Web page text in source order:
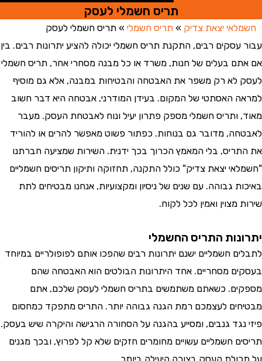
תריס חשמלי לעסק
יצאת צדיק »תריס חשמלי»תריס חשמלי לעסק
רבים, התקנת תריס חשמלי יכולה להציע יתרונות רבים. בין
בעלים של חנות, משרד או כל מבנה מסחרי אחר, תריס חשמלי
לא רק משפר את האבטחה והבטיחות במבנה, אלא גם מוסיף
האסתטי של המקום. בעידן המודרני, אבטחה היא דבר חשוב
ותריס חשמלי מספק פתרון יעיל ונוח לאבטחת העסק. מעבר
מדובר גם בנוחות. כפתור פשוט מאפשר להרים או להוריד
בלי המאמץ הכרוך בכך ידנית. השירות שמציעה חברתנו
יצאת צדיק" כולל התקנה, תחזוקה ותיקון תריסים חשמליים
גבוהה. עם שנים של ניסיון ומקצועיות, אנחנו מבטיחים לתת
מצוין ואמין לכל לקוח.
התריס החשמלי
חשמליים ישנם יתרונות רבים שהפכו אותם לפופולריים במיוחד
מסחריים. אחד היתרונות הבולטים הוא האבטחה שהם
כשאתם משתמשים בתריס חשמלי לעסק שלכם, אתם
לעצמכם רמת הגנה גבוהה יותר. התריס מתפקד כמחסום
גנבים, ומסייע בהגנה על הסחורה הרגישה והיקרה שיש בעסק.
חשמליים עשויים מחומרים חזקים שלא קל לפרוץ, ובכך מגנים